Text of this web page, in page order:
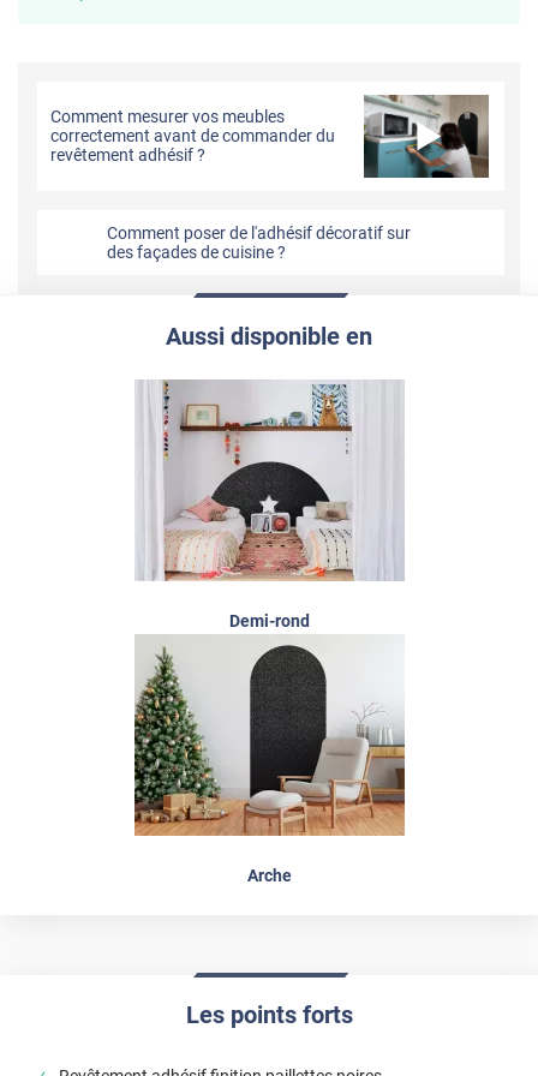
Comment mesurer vos meubles
correctement avant de commander du
revêtement adhésif ?
Comment poser de l'adhésif décoratif sur
des façades de cuisine ?
Aussi disponible en
Demi-rond
Arche
Les points forts